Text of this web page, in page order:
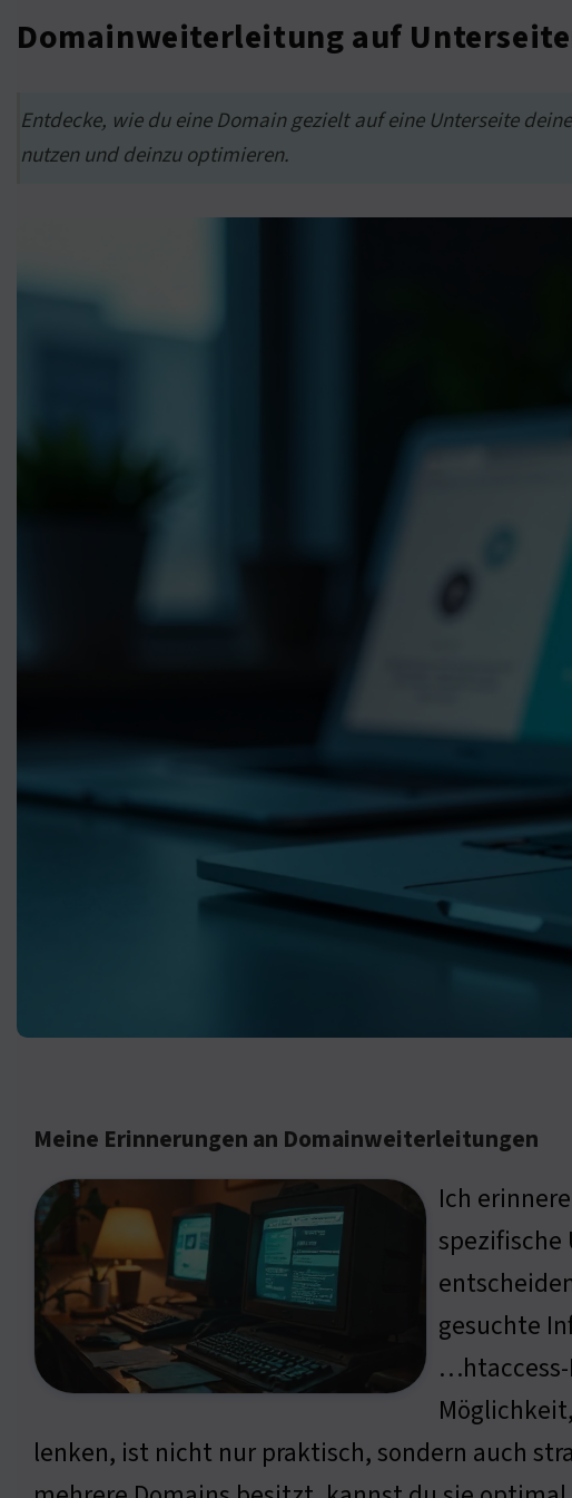
Domainweiterleitung auf
Entdecke, wie du eine Domain gezielt auf eine Unterseite
nutzen und deinzu optimieren.
Meine Erinnerungen an Domainweiterleitungen
Ich
gesuchte
…htaccess-
lenken, ist nicht nur praktisch, sondern auch